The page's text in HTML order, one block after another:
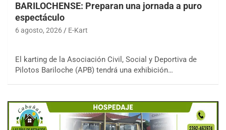
BARILOCHENSE: Preparan una jornada a puro
espectáculo
6 agosto, 2026 E-Kart
El karting de la Asociación Civil, Social y Deportiva de
Pilotos Bariloche (APB) tendrá una exhibición…